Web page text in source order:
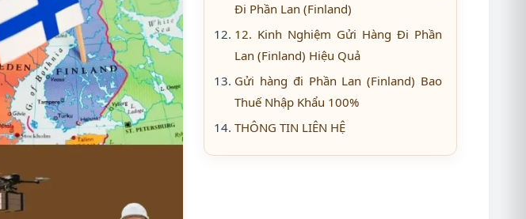
Đi Phần Lan (Finland)
12. Kinh Nghiệm Gửi Hàng Đi Phần
Lan (Finland) Hiệu Quả
Gửi hàng đi Phần Lan (Finland) Bao
Thuế Nhập Khẩu 100%
THÔNG TIN LIÊN HỆ